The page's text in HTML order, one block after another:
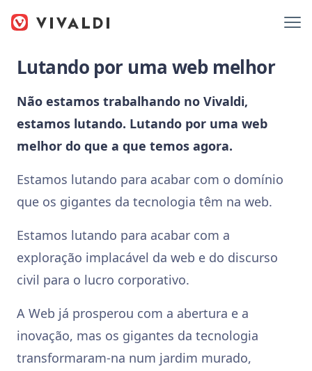
Lutando por uma web melhor
Não estamos trabalhando no Vivaldi,
estamos lutando. Lutando por uma web
melhor do que a que temos agora.
Estamos lutando para acabar com o domínio
que os gigantes da tecnologia têm na web.
Estamos lutando para acabar com a
exploração implacável da web e do discurso
civil para o lucro corporativo.
A Web já prosperou com a abertura e a
inovação, mas os gigantes da tecnologia
transformaram-na num jardim murado,